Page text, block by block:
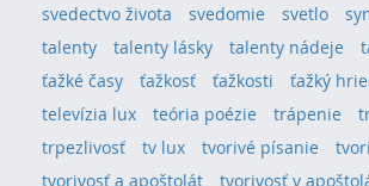
svedectvo života
svedomie svetlo
talenty
talenty lásky talenty nádeje
ťažké časy
ťažkosť ťažkosti ťažký
televízia lux
teória poézie trápenie
trpezlivosť
tv lux tvorivé písanie
tvorivosť a apoštolát
tvorivosť v